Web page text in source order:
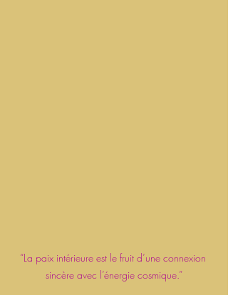
“La paix intérieure est le fruit d’une connexion
sincère avec l’énergie cosmique.”